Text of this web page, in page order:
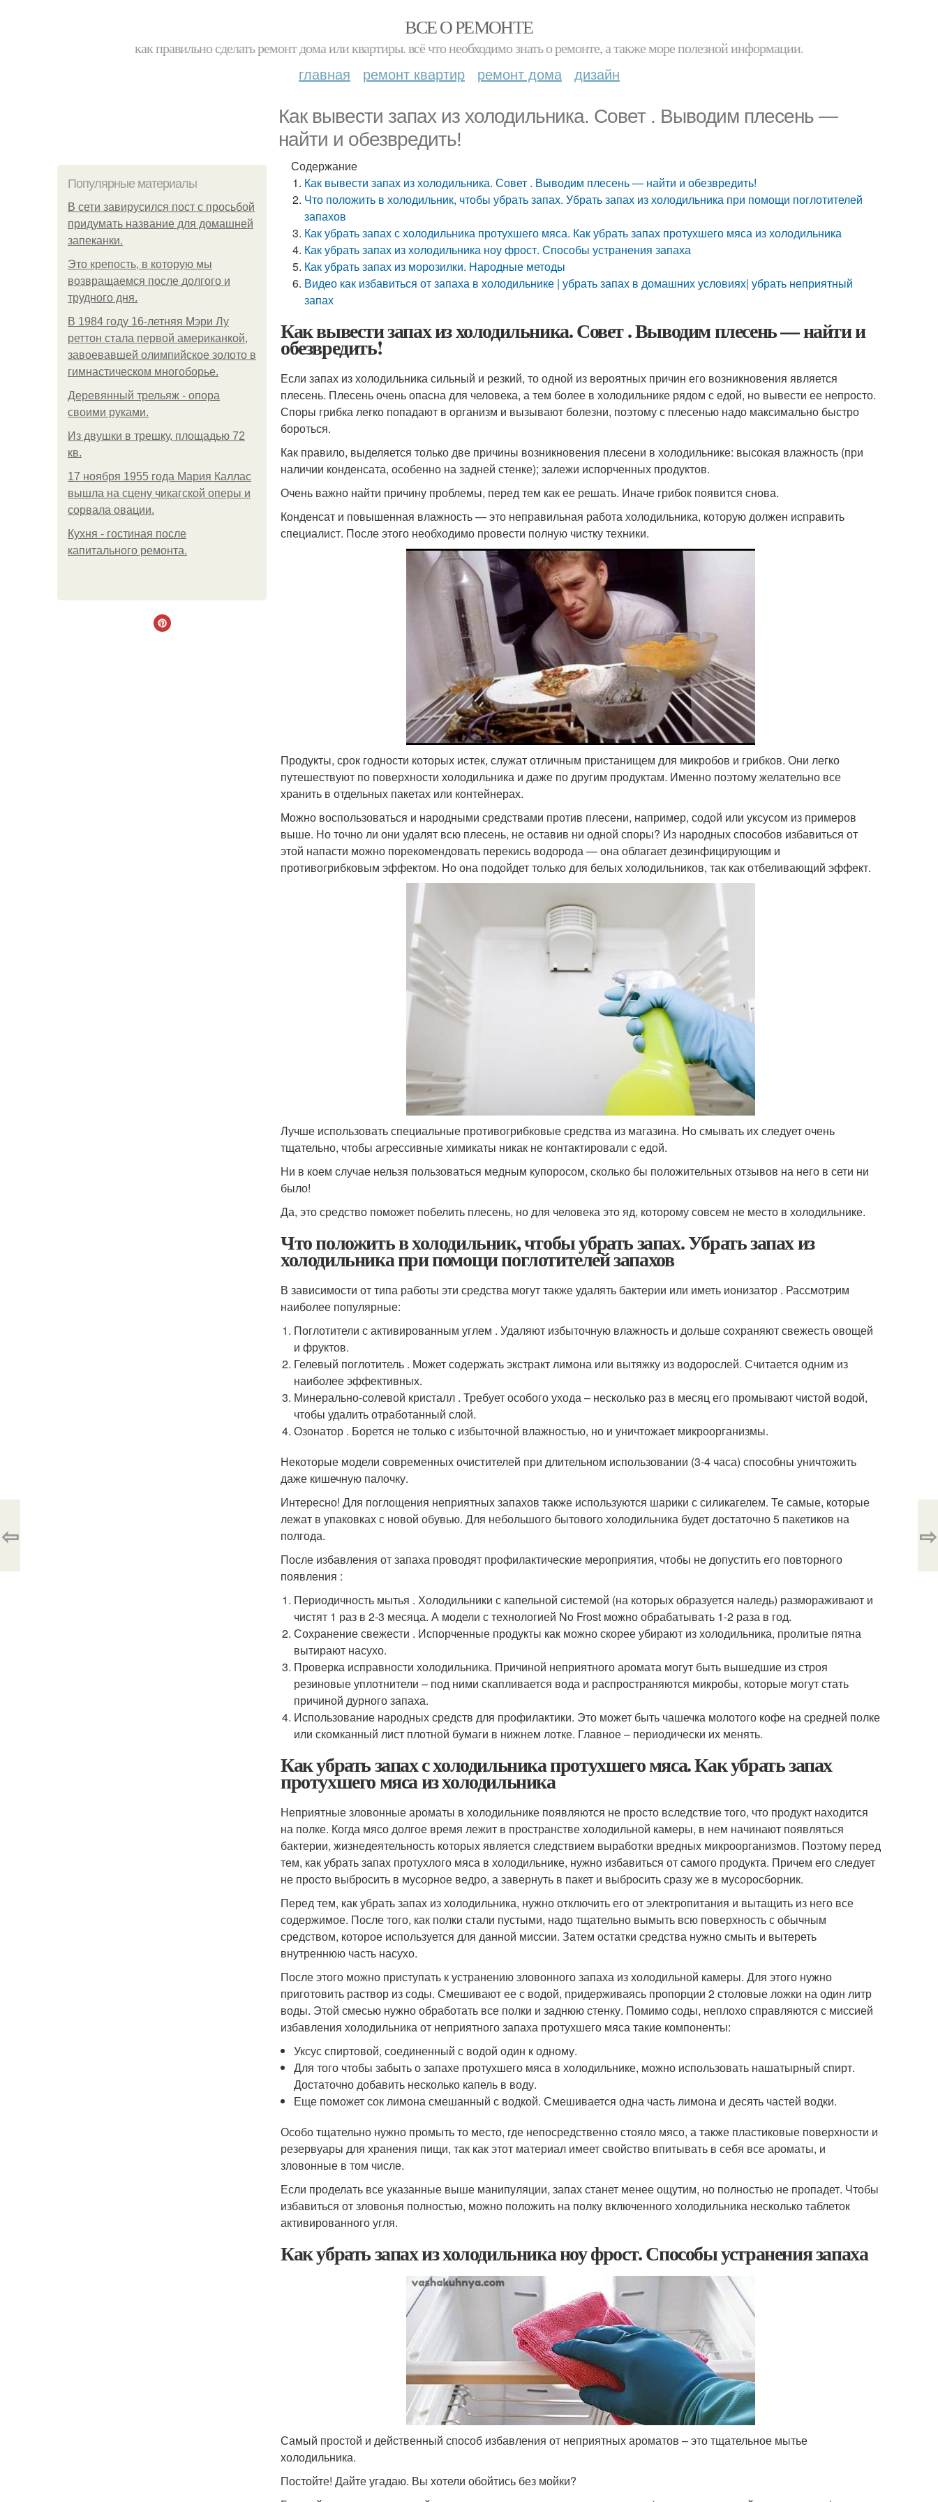
ВСЕ О РЕМОНТЕ
как правильно сделать ремонт дома или квартиры. всё что необходимо знать о ремонте, а также море полезной информации.
главная ремонт квартир ремонт дома дизайн
Как вывести запах из холодильника. Совет . Выводим плесень —
найти и обезвредить!
Популярные материалы
В сети завирусился пост с просьбой
придумать название для домашней
запеканки.
Это крепость, в которую мы
возвращаемся после долгого и
трудного дня.
В 1984 году 16-летняя Мэри Лу
реттон стала первой американкой,
завоевавшей олимпийское золото в
гимнастическом многоборье.
Деревянный трельяж - опора
своими руками.
Из двушки в трешку, площадью 72
кв.
17 ноября 1955 года Мария Каллас
вышла на сцену чикагской оперы и
сорвала овации.
Кухня - гостиная после
капитального ремонта.
Содержание
Как вывести запах из холодильника. Совет . Выводим плесень — найти и обезвредить!
Что положить в холодильник, чтобы убрать запах. Убрать запах из холодильника при помощи поглотителей
запахов
Как убрать запах с холодильника протухшего мяса. Как убрать запах протухшего мяса из холодильника
Как убрать запах из холодильника ноу фрост. Способы устранения запаха
Как убрать запах из морозилки. Народные методы
Видео как избавиться от запаха в холодильнике | убрать запах в домашних условиях| убрать неприятный
запах
Как вывести запах из холодильника. Совет . Выводим плесень — найти и
обезвредить!
Если запах из холодильника сильный и резкий, то одной из вероятных причин его возникновения является
плесень. Плесень очень опасна для человека, а тем более в холодильнике рядом с едой, но вывести ее непросто.
Споры грибка легко попадают в организм и вызывают болезни, поэтому с плесенью надо максимально быстро
бороться.
Как правило, выделяется только две причины возникновения плесени в холодильнике: высокая влажность (при
наличии конденсата, особенно на задней стенке); залежи испорченных продуктов.
Очень важно найти причину проблемы, перед тем как ее решать. Иначе грибок появится снова.
Конденсат и повышенная влажность — это неправильная работа холодильника, которую должен исправить
специалист. После этого необходимо провести полную чистку техники.
Продукты, срок годности которых истек, служат отличным пристанищем для микробов и грибков. Они легко
путешествуют по поверхности холодильника и даже по другим продуктам. Именно поэтому желательно все
хранить в отдельных пакетах или контейнерах.
Можно воспользоваться и народными средствами против плесени, например, содой или уксусом из примеров
выше. Но точно ли они удалят всю плесень, не оставив ни одной споры? Из народных способов избавиться от
этой напасти можно порекомендовать перекись водорода — она облагает дезинфицирующим и
противогрибковым эффектом. Но она подойдет только для белых холодильников, так как отбеливающий эффект.
Лучше использовать специальные противогрибковые средства из магазина. Но смывать их следует очень
тщательно, чтобы агрессивные химикаты никак не контактировали с едой.
Ни в коем случае нельзя пользоваться медным купоросом, сколько бы положительных отзывов на него в сети ни
было!
Да, это средство поможет побелить плесень, но для человека это яд, которому совсем не место в холодильнике.
Что положить в холодильник, чтобы убрать запах. Убрать запах из
холодильника при помощи поглотителей запахов
В зависимости от типа работы эти средства могут также удалять бактерии или иметь ионизатор . Рассмотрим
наиболее популярные:
Поглотители с активированным углем . Удаляют избыточную влажность и дольше сохраняют свежесть овощей
и фруктов.
Гелевый поглотитель . Может содержать экстракт лимона или вытяжку из водорослей. Считается одним из
наиболее эффективных.
Минерально-солевой кристалл . Требует особого ухода – несколько раз в месяц его промывают чистой водой,
чтобы удалить отработанный слой.
Озонатор . Борется не только с избыточной влажностью, но и уничтожает микроорганизмы.
Некоторые модели современных очистителей при длительном использовании (3-4 часа) способны уничтожить
даже кишечную палочку.
Интересно! Для поглощения неприятных запахов также используются шарики с силикагелем. Те самые, которые
лежат в упаковках с новой обувью. Для небольшого бытового холодильника будет достаточно 5 пакетиков на
полгода.
После избавления от запаха проводят профилактические мероприятия, чтобы не допустить его повторного
появления :
Периодичность мытья . Холодильники с капельной системой (на которых образуется наледь) размораживают и
чистят 1 раз в 2-3 месяца. А модели с технологией No Frost можно обрабатывать 1-2 раза в год.
Сохранение свежести . Испорченные продукты как можно скорее убирают из холодильника, пролитые пятна
вытирают насухо.
Проверка исправности холодильника. Причиной неприятного аромата могут быть вышедшие из строя
резиновые уплотнители – под ними скапливается вода и распространяются микробы, которые могут стать
причиной дурного запаха.
Использование народных средств для профилактики. Это может быть чашечка молотого кофе на средней полке
или скомканный лист плотной бумаги в нижнем лотке. Главное – периодически их менять.
Как убрать запах с холодильника протухшего мяса. Как убрать запах
протухшего мяса из холодильника
Неприятные зловонные ароматы в холодильнике появляются не просто вследствие того, что продукт находится
на полке. Когда мясо долгое время лежит в пространстве холодильной камеры, в нем начинают появляться
бактерии, жизнедеятельность которых является следствием выработки вредных микроорганизмов. Поэтому перед
тем, как убрать запах протухлого мяса в холодильнике, нужно избавиться от самого продукта. Причем его следует
не просто выбросить в мусорное ведро, а завернуть в пакет и выбросить сразу же в мусоросборник.
Перед тем, как убрать запах из холодильника, нужно отключить его от электропитания и вытащить из него все
содержимое. После того, как полки стали пустыми, надо тщательно вымыть всю поверхность с обычным
средством, которое используется для данной миссии. Затем остатки средства нужно смыть и вытереть
внутреннюю часть насухо.
После этого можно приступать к устранению зловонного запаха из холодильной камеры. Для этого нужно
приготовить раствор из соды. Смешивают ее с водой, придерживаясь пропорции 2 столовые ложки на один литр
воды. Этой смесью нужно обработать все полки и заднюю стенку. Помимо соды, неплохо справляются с миссией
избавления холодильника от неприятного запаха протухшего мяса такие компоненты:
Уксус спиртовой, соединенный с водой один к одному.
Для того чтобы забыть о запахе протухшего мяса в холодильнике, можно использовать нашатырный спирт.
Достаточно добавить несколько капель в воду.
Еще поможет сок лимона смешанный с водкой. Смешивается одна часть лимона и десять частей водки.
Особо тщательно нужно промыть то место, где непосредственно стояло мясо, а также пластиковые поверхности и
резервуары для хранения пищи, так как этот материал имеет свойство впитывать в себя все ароматы, и
зловонные в том числе.
Если проделать все указанные выше манипуляции, запах станет менее ощутим, но полностью не пропадет. Чтобы
избавиться от зловонья полностью, можно положить на полку включенного холодильника несколько таблеток
активированного угля.
Как убрать запах из холодильника ноу фрост. Способы устранения запаха
Самый простой и действенный способ избавления от неприятных ароматов – это тщательное мытье
холодильника.
Постойте! Дайте угадаю. Вы хотели обойтись без мойки?
⇦ ⇨